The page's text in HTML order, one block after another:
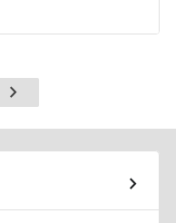
Pagina
successiva